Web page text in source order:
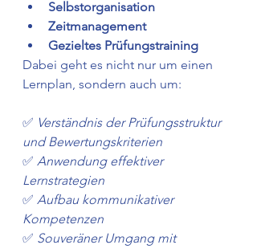
Selbstorganisation
Zeitmanagement
Gezieltes Prüfungstraining
Dabei geht es nicht nur um einen
Lernplan, sondern auch um:
✅ Verständnis der Prüfungsstruktur
und Bewertungskriterien
✅ Anwendung effektiver
Lernstrategien
✅ Aufbau kommunikativer
Kompetenzen
✅ Souveräner Umgang mit